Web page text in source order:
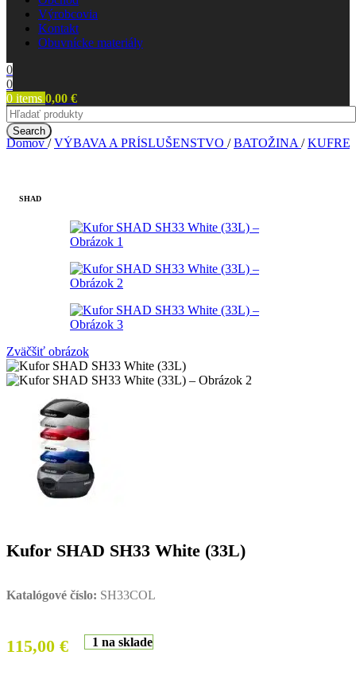
Výrobcovia
Kontakt
Obuvnícke materiály
0
0
0 items 0,00 €
Search
Domov/ VÝBAVA A PRÍSLUŠENSTVO / BATOŽINA / KUFRE
SHAD
Zväčšiť obrázok
Kufor SHAD SH33 White (33L)
Katalógové číslo: SH33COL
115,00 € 1 na sklade